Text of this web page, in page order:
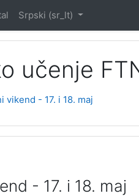
Srpski ‎(sr_lt)‎
učenje
vikend - 17. i 18. maj
- 17. i 18. maj